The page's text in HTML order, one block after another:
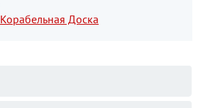
Корабельная Доска